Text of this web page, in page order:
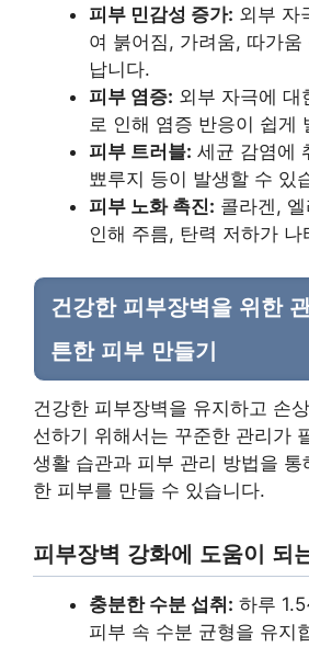
피부 민감성 증가: 외부 자
여 붉어짐, 가려움, 따가
납니다.
피부 염증: 외부 자극에 대
로 인해 염증 반응이 쉽게
피부 트러블: 세균 감염에
뾰루지 등이 발생할 수 있
피부 노화 촉진: 콜라겐,
인해 주름, 탄력 저하가 나
건강한 피부장벽을 위한
튼한 피부 만들기
건강한 피부장벽을 유지하고 손
선하기 위해서는 꾸준한 관리가
생활 습관과 피부 관리 방법을
한 피부를 만들 수 있습니다.
피부장벽 강화에 도움이 되
충분한 수분 섭취: 하루
피부 속 수분 균형을 유지